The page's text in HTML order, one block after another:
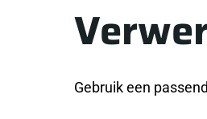
Gebruik een